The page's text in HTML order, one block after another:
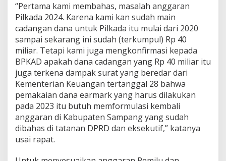
“Pertama kami membahas, masalah anggaran
Pilkada 2024. Karena kami kan sudah main
cadangan dana untuk Pilkada itu mulai dari 2020
sampai sekarang ini sudah (terkumpul) Rp 40
miliar. Tetapi kami juga mengkonfirmasi kepada
BPKAD apakah dana cadangan yang Rp 40 miliar itu
juga terkena dampak surat yang beredar dari
Kementerian Keuangan tertanggal 28 bahwa
pemakaian dana earmark yang harus dilakukan
pada 2023 itu butuh memformulasi kembali
anggaran di Kabupaten Sampang yang sudah
dibahas di tatanan DPRD dan eksekutif,” katanya
usai rapat.